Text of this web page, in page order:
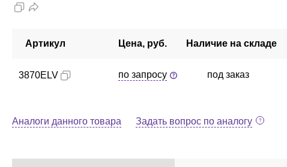
Артикул Цена, руб. Наличие на складе
3870ELV по запросу под заказ
Аналоги данного товара Задать вопрос по аналогу